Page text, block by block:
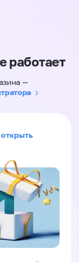
работает
—